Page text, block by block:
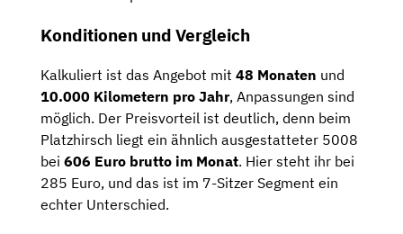
Konditionen und Vergleich
Kalkuliert ist das Angebot mit 48 Monaten und
10.000 Kilometern pro Jahr, Anpassungen sind
möglich. Der Preisvorteil ist deutlich, denn beim
Platzhirsch liegt ein ähnlich ausgestatteter 5008
bei 606 Euro brutto im Monat. Hier steht ihr bei
285 Euro, und das ist im 7-Sitzer Segment ein
echter Unterschied.